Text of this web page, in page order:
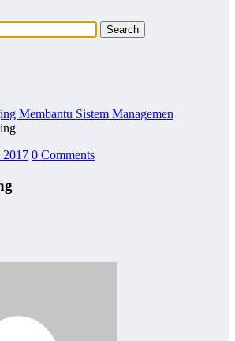
Membantu Sistem Managemen
2017 0 Comments